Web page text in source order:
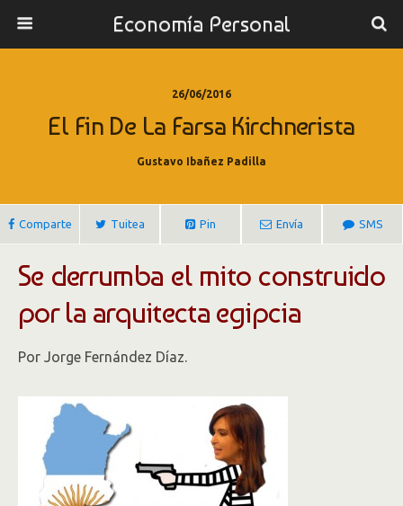
Economía Personal
26/06/2016
El Fin De La Farsa Kirchnerista
Gustavo Ibañez Padilla
Comparte Tuitea Pin Envía SMS
Se derrumba el mito construido
por la arquitecta egipcia
Por Jorge Fernández Díaz.